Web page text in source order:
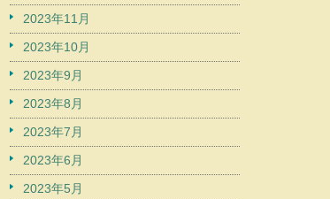
2023年11月
2023年10月
2023年9月
2023年8月
2023年7月
2023年6月
2023年5月